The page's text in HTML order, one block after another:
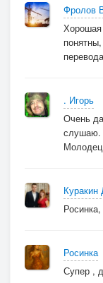
Фролов
Хорошая
. Игорь
Очень
слушаю.
Куракин
Росинка
Супер ,